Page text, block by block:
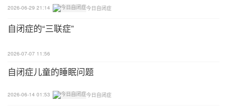
起，你看都成啥啦。”
面对这些不解与心疼，17岁的苏富梅没有怨言，毅然
特别的关爱
从开始学习手语到如今，41年间，苏富梅带出了一批
2026-06-29 21:14 今日自闭症
自闭症的“三联症”
2026-07-07 11:56
自闭症儿童的睡眠问题
2026-06-14 01:53 今日自闭症